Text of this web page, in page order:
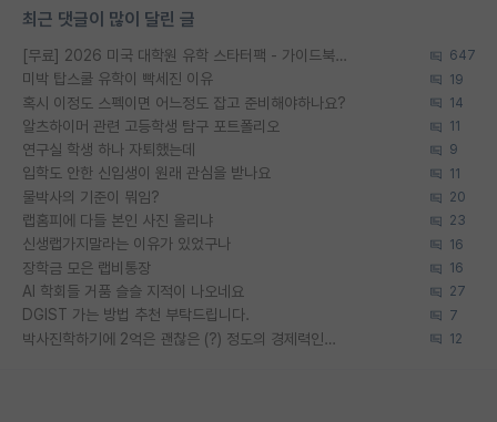
최근 댓글이 많이 달린 글
[무료] 2026 미국 대학원 유학 스타터팩 - 가이드북 & 합격자 컨택메일 템플릿 647
미박 탑스쿨 유학이 빡세진 이유 19
혹시 이정도 스펙이면 어느정도 잡고 준비해야하나요? 14
알츠하이머 관련 고등학생 탐구 포트폴리오 11
연구실 학생 하나 자퇴했는데 9
입학도 안한 신입생이 원래 관심을 받나요 11
물박사의 기준이 뭐임? 20
랩홈피에 다들 본인 사진 올리냐 23
신생랩가지말라는 이유가 있었구나 16
장학금 모은 랩비통장 16
AI 학회들 거품 슬슬 지적이 나오네요 27
DGIST 가는 방법 추천 부탁드립니다. 7
박사진학하기에 2억은 괜찮은 (?) 정도의 경제력인가요 12